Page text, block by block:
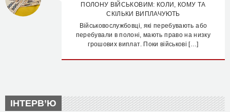
ПОЛОНУ ВІЙСЬКОВИМ: КОЛИ, КОМУ ТА
СКІЛЬКИ ВИПЛАЧУЮТЬ
Військовослужбовці, які перебувають або
перебували в полоні, мають право на низку
грошових виплат. Поки військові […]
ІНТЕРВ’Ю